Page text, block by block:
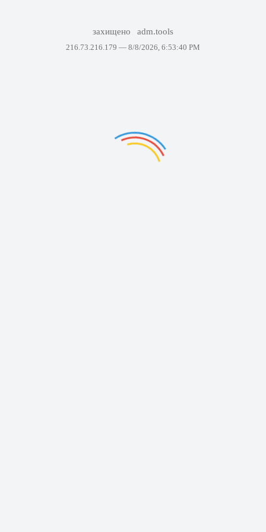
захищено adm.tools
216.73.216.179 — 8/8/2026, 6:53:40 PM